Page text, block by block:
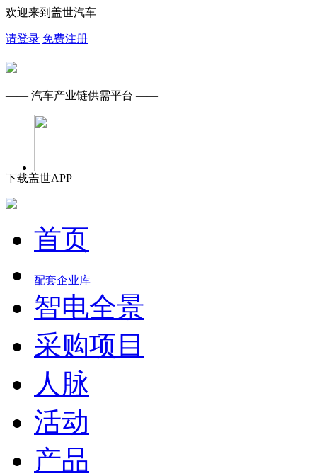
欢迎来到盖世汽车
请登录 免费注册
—— 汽车产业链供需平台 ——
下载盖世APP
首页
配套企业库
智电全景
采购项目
人脉
活动
产品